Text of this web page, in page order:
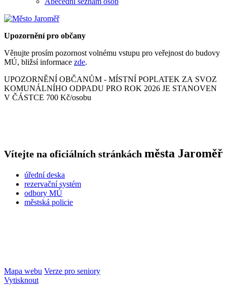
Upozornění pro občany
Věnujte prosím pozornost volnému vstupu pro veřejnost do budovy
MÚ, bližsí informace zde.
UPOZORNĚNÍ OBČANŮM - MÍSTNÍ POPLATEK ZA SVOZ
KOMUNÁLNÍHO ODPADU PRO ROK 2026 JE STANOVEN
V ČÁSTCE 700 Kč/osobu
Vítejte na oficiálních stránkách města Jaroměř
úřední deska
rezervační systém
odbory MÚ
městská policie
Mapa webu Verze pro seniory
Vytisknout